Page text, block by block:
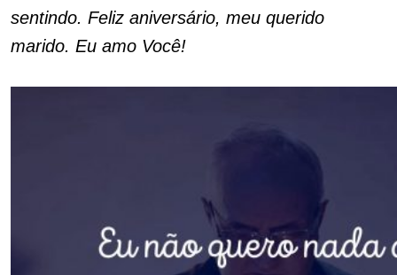
sentindo. Feliz aniversário, meu querido
marido. Eu amo Você!